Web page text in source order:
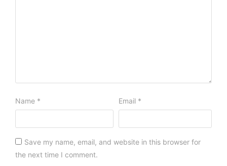
Name * Email *
Save my name, email, and website in this browser for
the next time I comment.